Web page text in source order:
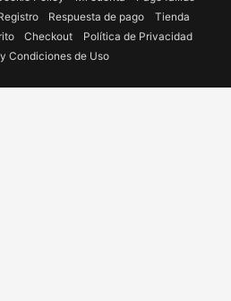
Respuesta de pago
Tienda
Checkout
Política de Privacidad
Condiciones de Uso